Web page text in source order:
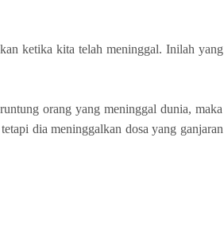
ketika kita telah meninggal. Inilah yang
orang yang meninggal dunia, maka
dia meninggalkan dosa yang ganjaran